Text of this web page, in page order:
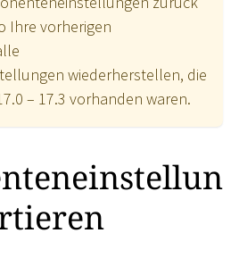
Ihre vorherigen
wiederherstellen, die
– 17.3 vorhanden waren.